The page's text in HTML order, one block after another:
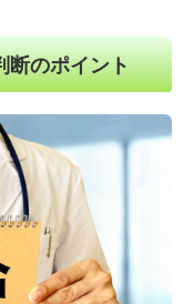
断のポイント